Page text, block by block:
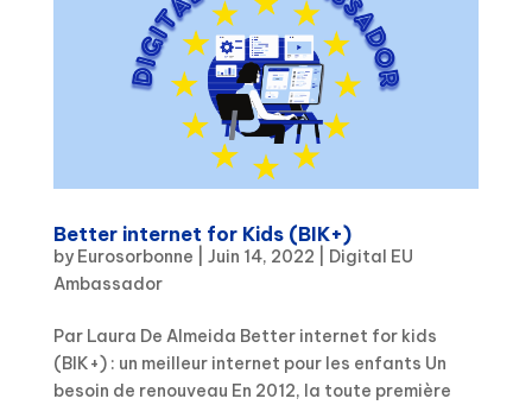
Better internet for Kids (BIK+)
by Eurosorbonne Juin 14, 2022
Digital EU
Ambassador
Par Laura De Almeida Better internet for kids
(BIK+) : un meilleur internet pour les enfants Un
besoin de renouveau En 2012, la toute première